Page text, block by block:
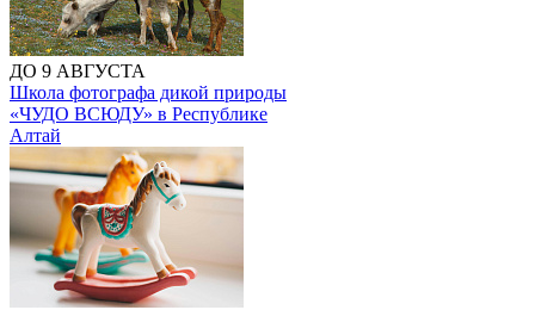
ДО 9 АВГУСТА
Школа фотографа дикой природы
«ЧУДО ВСЮДУ» в Республике
Алтай